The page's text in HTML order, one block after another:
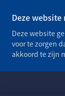
Deze
Deze website
voor te zorgen
akkoord te zijn